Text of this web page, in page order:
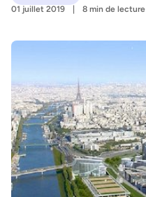
01 juillet 2019
8 min de lecture